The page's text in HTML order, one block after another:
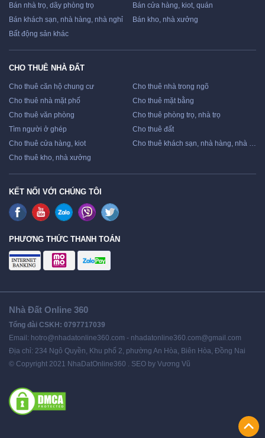
Bán nhà trọ, dãy phòng trọ
Bán cửa hàng, kiot, quán
Bán khách sạn, nhà hàng, nhà nghỉ
Bán kho, nhà xưởng
Bất động sản khác
CHO THUÊ NHÀ ĐẤT
Cho thuê căn hộ chung cư
Cho thuê nhà trong ngõ
Cho thuê nhà mặt phố
Cho thuê mặt bằng
Cho thuê văn phòng
Cho thuê phòng trọ, nhà trọ
Tìm người ở ghép
Cho thuê đất
Cho thuê cửa hàng, kiot
Cho thuê khách sạn, nhà hàng, nhà nghỉ
Cho thuê kho, nhà xưởng
KẾT NỐI VỚI CHÚNG TÔI
PHƯƠNG THỨC THANH TOÁN
Nhà Đất Online 360
Tổng đài CSKH: 0797717039
Email: hotro@nhadatonline360.com - nhadatonline360.com@gmail.com
Địa chỉ: 234 Ngô Quyền, Khu phố 2, phường An Hòa, Biên Hòa, Đồng Nai
© Copyright 2021 NhaDatOnline360 . SEO by Vương Vũ